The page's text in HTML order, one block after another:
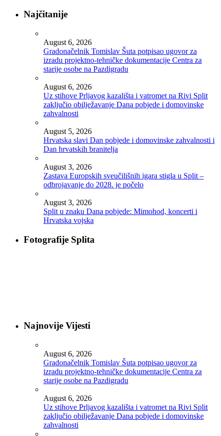
Najčitanije
August 6, 2026
Gradonačelnik Tomislav Šuta potpisao ugovor za
izradu projektno-tehničke dokumentacije Centra za
starije osobe na Pazdigradu
August 6, 2026
Uz stihove Prljavog kazališta i vatromet na Rivi Split
zaključio obilježavanje Dana pobjede i domovinske
zahvalnosti
August 5, 2026
Hrvatska slavi Dan pobjede i domovinske zahvalnosti i
Dan hrvatskih branitelja
August 3, 2026
Zastava Europskih sveučilišnih igara stigla u Split –
odbrojavanje do 2028. je počelo
August 3, 2026
Split u znaku Dana pobjede: Mimohod, koncerti i
Hrvatska vojska
Fotografije Splita
Najnovije Vijesti
August 6, 2026
Gradonačelnik Tomislav Šuta potpisao ugovor za
izradu projektno-tehničke dokumentacije Centra za
starije osobe na Pazdigradu
August 6, 2026
Uz stihove Prljavog kazališta i vatromet na Rivi Split
zaključio obilježavanje Dana pobjede i domovinske
zahvalnosti